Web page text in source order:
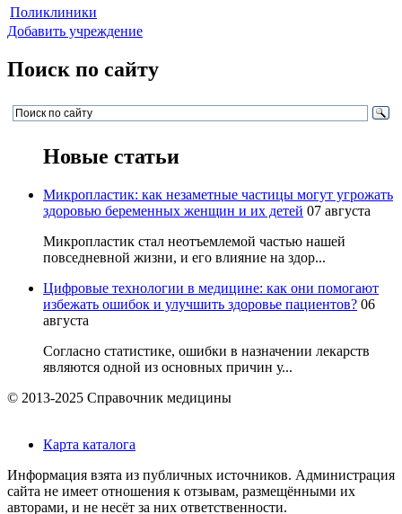
Поликлиники
Добавить учреждение
Поиск по сайту
Новые статьи
Микропластик: как незаметные частицы могут угрожать
здоровью беременных женщин и их детей 07 августа
Микропластик стал неотъемлемой частью нашей
повседневной жизни, и его влияние на здор...
Цифровые технологии в медицине: как они помогают
избежать ошибок и улучшить здоровье пациентов? 06
августа
Согласно статистике, ошибки в назначении лекарств
являются одной из основных причин у...
© 2013-2025 Справочник медицины
Карта каталога
Информация взята из публичных источников. Администрация
сайта не имеет отношения к отзывам, размещёнными их
авторами, и не несёт за них ответственности.